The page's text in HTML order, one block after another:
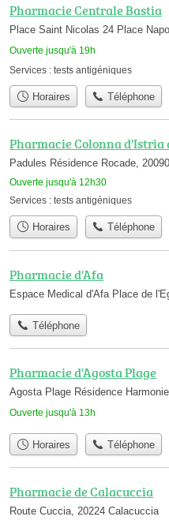
Pharmacie Centrale Bastia
Place Saint Nicolas 24 Place
Ouverte jusqu'à 19h
Services : tests antigéniques
Horaires Téléphone
Pharmacie Colonna d'Istria
Padules Résidence Rocade,
Ouverte jusqu'à 12h30
Services : tests antigéniques
Horaires Téléphone
Pharmacie d'Afa
Espace Medical d'Afa Place de
Téléphone
Pharmacie d'Agosta Plage
Agosta Plage Résidence
Ouverte jusqu'à 13h
Horaires Téléphone
Pharmacie de Calacuccia
Route Cuccia, 20224 Calacuccia